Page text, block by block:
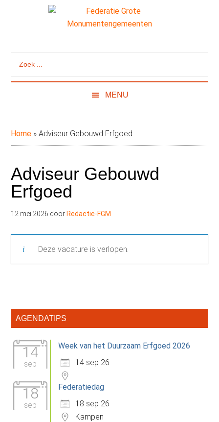
Grote
de
Federatie
Monumentengemeenten
MENU
Home »Adviseur Gebouwd Erfgoed
Adviseur Gebouwd
Erfgoed
12 mei 2026 door Redactie-FGM
Deze vacature is verlopen.
Primaire
AGENDATIPS
14
sep
Week van het Duurzaam Erfgoed 2026
14 sep 26
18
sep
Federatiedag
18 sep 26
Kampen